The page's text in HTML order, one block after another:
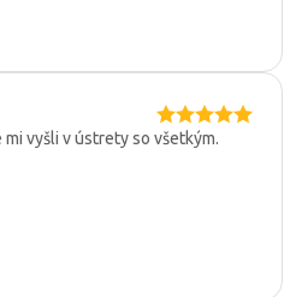
vyšli v ústrety so všetkým.